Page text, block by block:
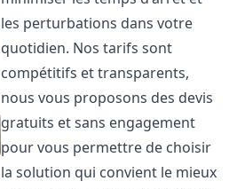
les perturbations dans votre
quotidien. Nos tarifs sont
compétitifs et transparents,
nous vous proposons des devis
gratuits et sans engagement
pour vous permettre de choisir
la solution qui convient le mieux